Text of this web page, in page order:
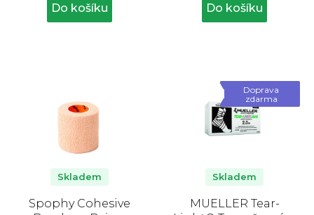
Do košíku Do košíku
Spophy Cohesive
Skladem
Doprava
zdarma
MUELLER Tear-
Skladem